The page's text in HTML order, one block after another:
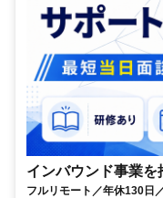
インバウンド事業
フルリモート／年休130日